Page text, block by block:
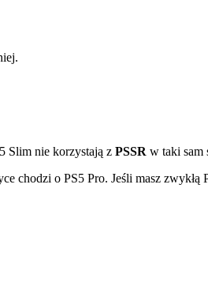
Slim nie korzystają z PSSR w taki sam
chodzi o PS5 Pro. Jeśli masz